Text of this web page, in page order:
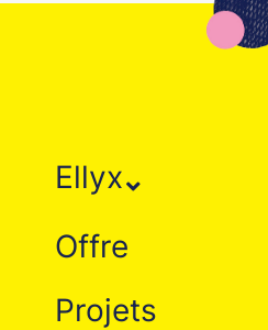
Ellyx
Offre
Projets